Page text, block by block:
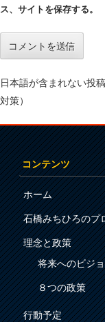
ス、サイトを保存する。
日本語が含まれない投
対策）
コンテンツ
ホーム
石橋みちひろのプ
理念と政策
将来へのビジ
８つの政策
行動予定